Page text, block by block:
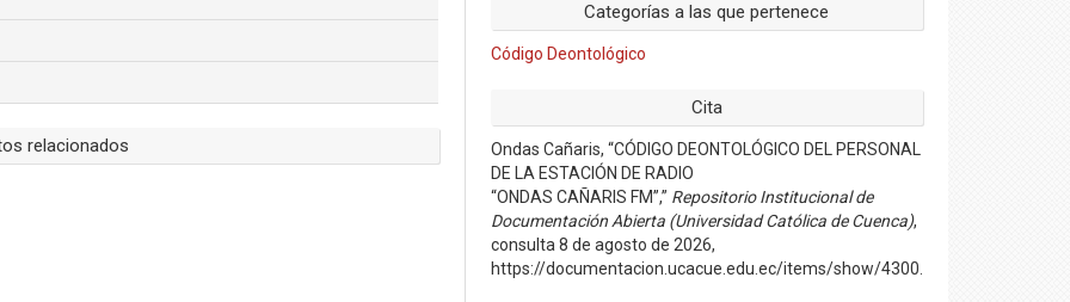
relacionados
Categorías a las que pertenece
Código Deontológico
Cita
Ondas Cañaris, “CÓDIGO DEONTOLÓGICO DEL PERSONAL
DE LA ESTACIÓN DE RADIO
“ONDAS CAÑARIS FM”,” Repositorio Institucional de
Documentación Abierta (Universidad Católica de Cuenca),
consulta 8 de agosto de 2026,
https://documentacion.ucacue.edu.ec/items/show/4300.